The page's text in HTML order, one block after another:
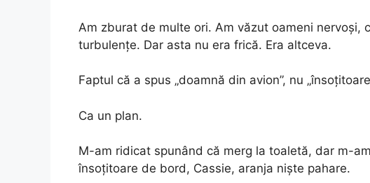
Am zburat de multe ori. Am văzut oameni nervoși,
turbulențe. Dar asta nu era frică. Era altceva.
Faptul că a spus „doamnă din avion”, nu
Ca un plan.
M-am ridicat spunând că merg la toaletă, dar m-
însoțitoare de bord, Cassie, aranja niște pahare.